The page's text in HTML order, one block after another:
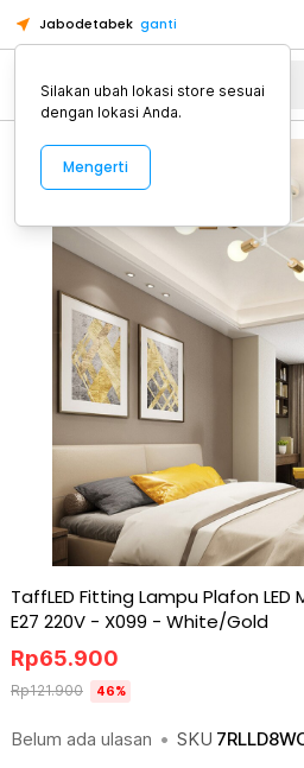
Jabodetabek ganti
Alat Kopi
TaffLED Fitting Lampu Plafon
E27 220V - X099 - White/Gold
Belum ada ulasan • SKU
Rp65.900
Rp121.900 46%
Silakan ubah lokasi store sesuai
dengan lokasi Anda.
Mengerti